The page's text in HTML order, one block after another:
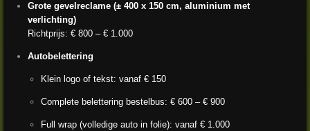
Grote gevelreclame (± 400 x 150 cm, aluminium met
verlichting)
Richtprijs: € 800 – € 1.000
Autobelettering
Klein logo of tekst: vanaf € 150
Complete belettering bestelbus: € 600 – € 900
Full wrap (volledige auto in folie): vanaf € 1.000